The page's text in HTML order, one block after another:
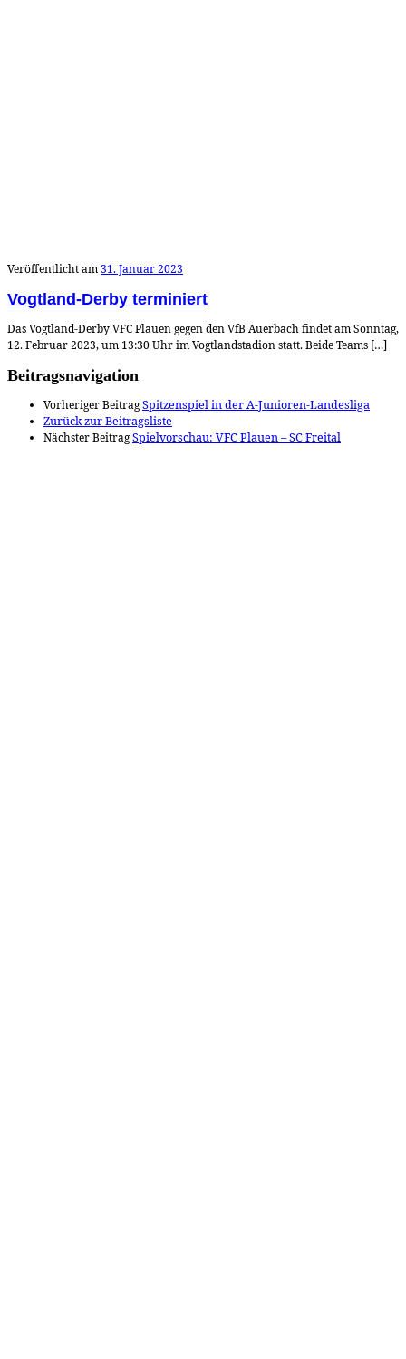
Veröffentlicht am31. Januar 2023
Vogtland-Derby terminiert
Das Vogtland-Derby VFC Plauen gegen den VfB Auerbach findet am Sonntag,
12. Februar 2023, um 13:30 Uhr im Vogtlandstadion statt. Beide Teams […]
Beitragsnavigation
Vorheriger BeitragSpitzenspiel in der A-Junioren-Landesliga
Zurück zur Beitragsliste
Nächster BeitragSpielvorschau: VFC Plauen – SC Freital